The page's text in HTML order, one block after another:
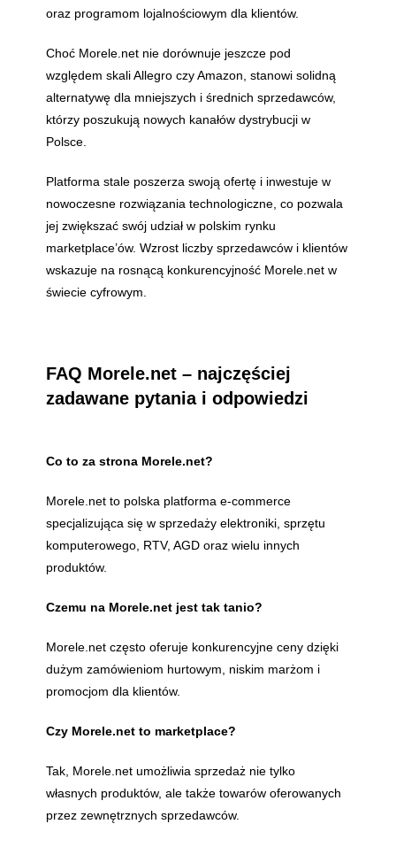
oraz programom lojalnościowym dla klientów.
Choć Morele.net nie dorównuje jeszcze pod
względem skali Allegro czy Amazon, stanowi solidną
alternatywę dla mniejszych i średnich sprzedawców,
którzy poszukują nowych kanałów dystrybucji w
Polsce.
Platforma stale poszerza swoją ofertę i inwestuje w
nowoczesne rozwiązania technologiczne, co pozwala
jej zwiększać swój udział w polskim rynku
marketplace’ów. Wzrost liczby sprzedawców i klientów
wskazuje na rosnącą konkurencyjność Morele.net w
świecie cyfrowym.
FAQ Morele.net – najczęściej
zadawane pytania i odpowiedzi
Co to za strona Morele.net?
Morele.net to polska platforma e-commerce
specjalizująca się w sprzedaży elektroniki, sprzętu
komputerowego, RTV, AGD oraz wielu innych
produktów.
Czemu na Morele.net jest tak tanio?
Morele.net często oferuje konkurencyjne ceny dzięki
dużym zamówieniom hurtowym, niskim marżom i
promocjom dla klientów.
Czy Morele.net to marketplace?
Tak, Morele.net umożliwia sprzedaż nie tylko
własnych produktów, ale także towarów oferowanych
przez zewnętrznych sprzedawców.